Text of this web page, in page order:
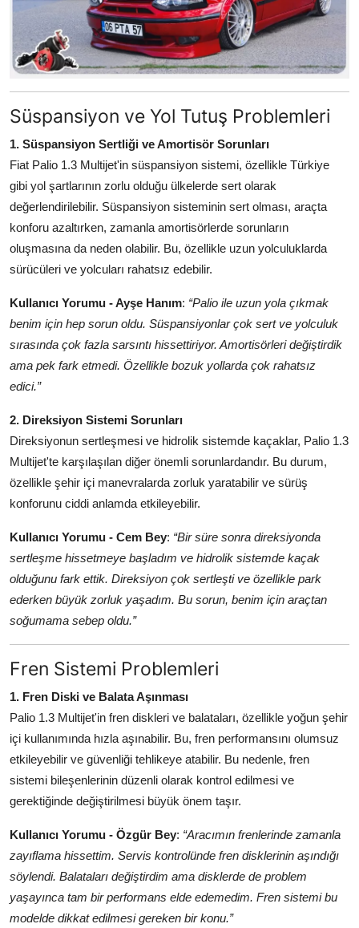
Süspansiyon ve Yol Tutuş Problemleri
1. Süspansiyon Sertliği ve Amortisör Sorunları
Fiat Palio 1.3 Multijet'in süspansiyon sistemi, özellikle Türkiye
gibi yol şartlarının zorlu olduğu ülkelerde sert olarak
değerlendirilebilir. Süspansiyon sisteminin sert olması, araçta
konforu azaltırken, zamanla amortisörlerde sorunların
oluşmasına da neden olabilir. Bu, özellikle uzun yolculuklarda
sürücüleri ve yolcuları rahatsız edebilir.
Kullanıcı Yorumu - Ayşe Hanım: “Palio ile uzun yola çıkmak
benim için hep sorun oldu. Süspansiyonlar çok sert ve yolculuk
sırasında çok fazla sarsıntı hissettiriyor. Amortisörleri değiştirdik
ama pek fark etmedi. Özellikle bozuk yollarda çok rahatsız
edici.”
2. Direksiyon Sistemi Sorunları
Direksiyonun sertleşmesi ve hidrolik sistemde kaçaklar, Palio 1.3
Multijet'te karşılaşılan diğer önemli sorunlardandır. Bu durum,
özellikle şehir içi manevralarda zorluk yaratabilir ve sürüş
konforunu ciddi anlamda etkileyebilir.
Kullanıcı Yorumu - Cem Bey: “Bir süre sonra direksiyonda
sertleşme hissetmeye başladım ve hidrolik sistemde kaçak
olduğunu fark ettik. Direksiyon çok sertleşti ve özellikle park
ederken büyük zorluk yaşadım. Bu sorun, benim için araçtan
soğumama sebep oldu.”
Fren Sistemi Problemleri
1. Fren Diski ve Balata Aşınması
Palio 1.3 Multijet'in fren diskleri ve balataları, özellikle yoğun şehir
içi kullanımında hızla aşınabilir. Bu, fren performansını olumsuz
etkileyebilir ve güvenliği tehlikeye atabilir. Bu nedenle, fren
sistemi bileşenlerinin düzenli olarak kontrol edilmesi ve
gerektiğinde değiştirilmesi büyük önem taşır.
Kullanıcı Yorumu - Özgür Bey: “Aracımın frenlerinde zamanla
zayıflama hissettim. Servis kontrolünde fren disklerinin aşındığı
söylendi. Balataları değiştirdim ama disklerde de problem
yaşayınca tam bir performans elde edemedim. Fren sistemi bu
modelde dikkat edilmesi gereken bir konu.”